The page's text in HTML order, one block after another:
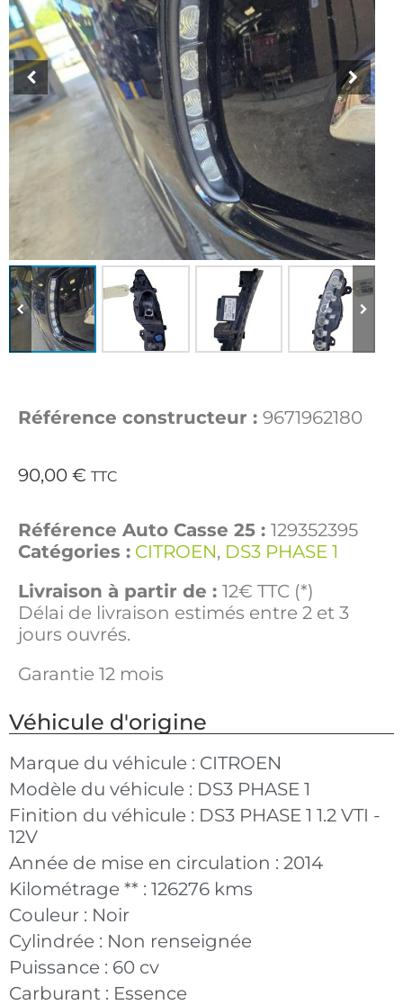
Référence constructeur : 9671962180
90,00 € TTC
Référence Auto Casse 25 : 129352395
Catégories : CITROEN, DS3 PHASE 1
Livraison à partir de : 12€ TTC (*)
Délai de livraison estimés entre 2 et 3
jours ouvrés.
Garantie 12 mois
Véhicule d'origine
Marque du véhicule : CITROEN
Modèle du véhicule : DS3 PHASE 1
Finition du véhicule : DS3 PHASE 1 1.2 VTI -
12V
Année de mise en circulation : 2014
Kilométrage ** : 126276 kms
Couleur : Noir
Cylindrée : Non renseignée
Puissance : 60 cv
Carburant : Essence